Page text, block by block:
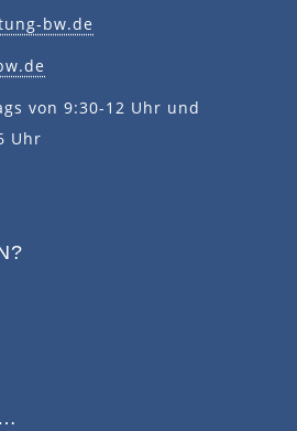
bw.de
von 9:30-12 Uhr und
Uhr